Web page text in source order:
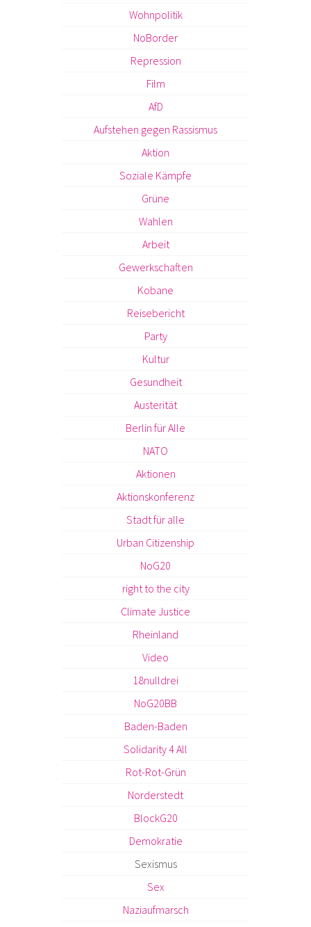
Wohnpolitik
NoBorder
Repression
Film
AfD
Aufstehen gegen Rassismus
Aktion
Soziale Kämpfe
Grüne
Wahlen
Arbeit
Gewerkschaften
Kobane
Reisebericht
Party
Kultur
Gesundheit
Austerität
Berlin für Alle
NATO
Aktionen
Aktionskonferenz
Stadt für alle
Urban Citizenship
NoG20
right to the city
Climate Justice
Rheinland
Video
18nulldrei
NoG20BB
Baden-Baden
Solidarity 4 All
Rot-Rot-Grün
Norderstedt
BlockG20
Demokratie
Sexismus
Sex
Naziaufmarsch